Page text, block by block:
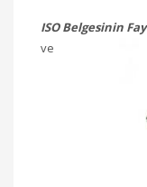
ISO Belgesinin
ve